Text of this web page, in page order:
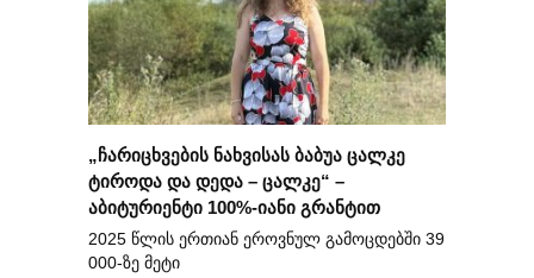
„ჩარიცხვების ნახვისას ბაბუა ცალკე
ტიროდა და დედა – ცალკე“ –
აბიტურიენტი 100%-იანი გრანტით
2025 წლის ერთიან ეროვნულ გამოცდებში 39
000-ზე მეტი